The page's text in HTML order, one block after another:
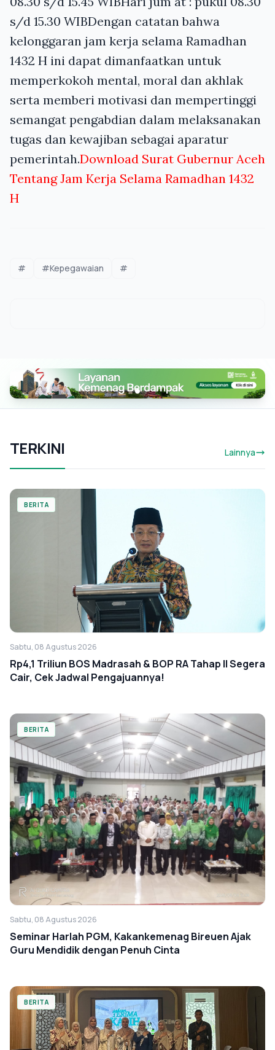
s/d 15.30 WIBDengan catatan bahwa
kelonggaran jam kerja selama Ramadhan
1432 H ini dapat dimanfaatkan untuk
memperkokoh mental, moral dan akhlak
serta memberi motivasi dan mempertinggi
semangat pengabdian dalam melaksanakan
tugas dan kewajiban sebagai aparatur
pemerintah.Download Surat Gubernur Aceh
Tentang Jam Kerja Selama Ramadhan 1432
H
# #Kepegawaian #
TERKINI Lainnya
BERITA
Sabtu, 08 Agustus 2026
Rp4,1 Triliun BOS Madrasah & BOP RA Tahap II Segera
Cair, Cek Jadwal Pengajuannya!
BERITA
Sabtu, 08 Agustus 2026
Seminar Harlah PGM, Kakankemenag Bireuen Ajak
Guru Mendidik dengan Penuh Cinta
BERITA